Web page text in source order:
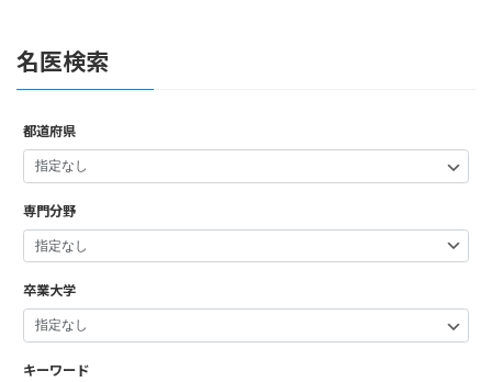
名医検索
都道府県
専門分野
卒業大学
キーワード